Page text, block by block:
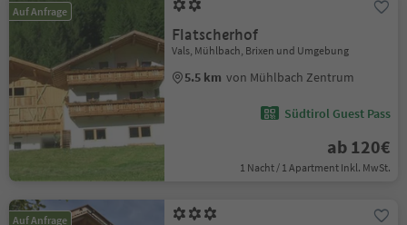
Auf Anfrage
Flatscherhof
Vals, Mühlbach, Brixen und Umgebung
5.5 km von Mühlbach Zentrum
Südtirol Guest Pass
ab 120€
1 Nacht / 1 Apartment Inkl. MwSt.
Auf Anfrage